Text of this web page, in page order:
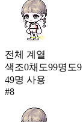
전체 계열
색조0채도99명도9
49명 사용
#8